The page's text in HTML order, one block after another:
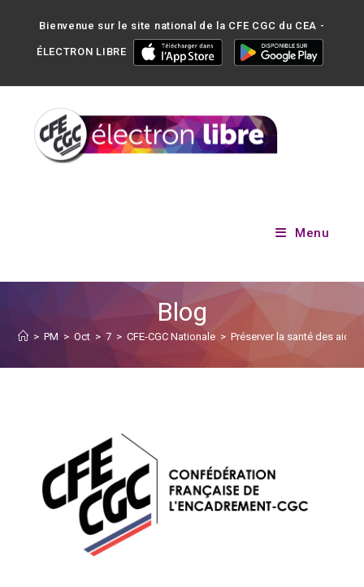
Bienvenue sur le site national de la CFE CGC du CEA -
ÉLECTRON LIBRE
Menu
Blog
> PM > Oct > 7 > CFE-CGC Nationale > Préserver la santé des